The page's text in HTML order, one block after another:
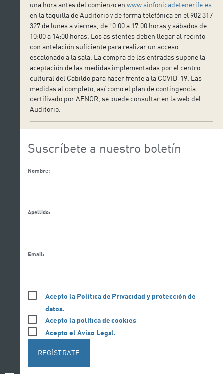
una hora antes del comienzo enwww.sinfonicadetenerife.es
en la taquilla de Auditorio y de forma telefónica en el 902 317
327 de lunes a viernes, de 10:00 a 17:00 horas y sábados de
10:00 a 14:00 horas. Los asistentes deben llegar al recinto
con antelación suficiente para realizar un acceso
escalonado a la sala. La compra de las entradas supone la
aceptación de las medidas implementadas por el centro
cultural del Cabildo para hacer frente a la COVID-19. Las
medidas al completo, así como el plan de contingencia
certifivado por AENOR, se puede consultar en la web del
Auditorio.
Suscríbete a nuestro boletín
Nombre:
Apellido:
Email:
Acepto la Política de Privacidad y protección de
datos.
Acepto la política de cookies
Acepto el Aviso Legal.
REGÍSTRATE